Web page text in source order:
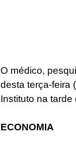
O médico,
desta terça-feira
Instituto na
ECONOMIA